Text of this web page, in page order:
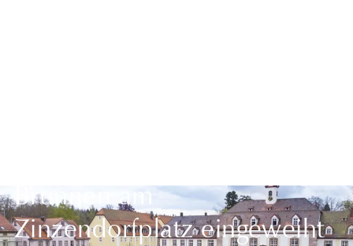
Brunnen am
Zinzendorfplatz eingeweiht